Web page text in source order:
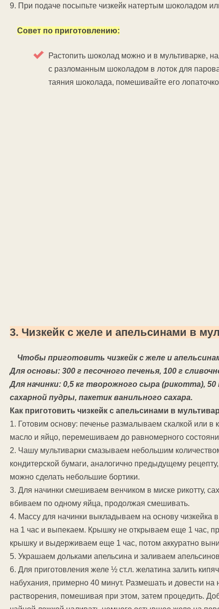
9. При подаче посыпьте чизкейк натертым шоколадом
Совет по приготовлению:
Растопить шоколад можно и в мультиварке,
с разломанным шоколадом в лоток для
таяния шоколада, помешивайте его
3. Чизкейк с желе и апельсинами в
Чтобы приготовить чизкейк с желе и
Для основы: 300 г песочного печенья, 100 г
Для начинки: 0,5 кг творожного сыра (рикотта), 50
сахарной пудры, пакетик ванильного сахара.
Как приготовить чизкейк с апельсинами в
1. Готовим основу: печенье размалываем скалкой или
масло и яйцо, перемешиваем до равномерного
2. Чашу мультиварки смазываем небольшим
кондитерской бумаги, аналогично предыдущему
можно сделать небольшие бортики.
3. Для начинки смешиваем венчиком в миске рикотту,
вбиваем по одному яйца, продолжая смешивать.
4. Массу для начинки выкладываем на основу
на 1 час и выпекаем. Крышку не открываем еще 1 час,
крышку и выдерживаем еще 1 час, потом аккуратно
5. Украшаем дольками апельсина и заливаем
6. Для приготовления желе ½ ст.л. желатина залить
набухания, примерно 40 минут. Размешать и довести
растворения, помешивая при этом, затем процедить.